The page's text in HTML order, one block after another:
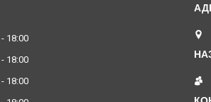
18:00
18:00
18:00